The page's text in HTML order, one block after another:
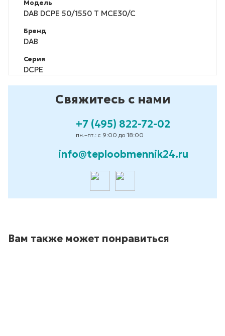
Модель
DAB DCPE 50/1550 T MCE30/C
Бренд
DAB
Серия
DCPE
Свяжитесь с нами
+7 (495) 822-72-02
пн.–пт.: с 9:00 до 18:00
info@teploobmennik24.ru
Вам также может понравиться